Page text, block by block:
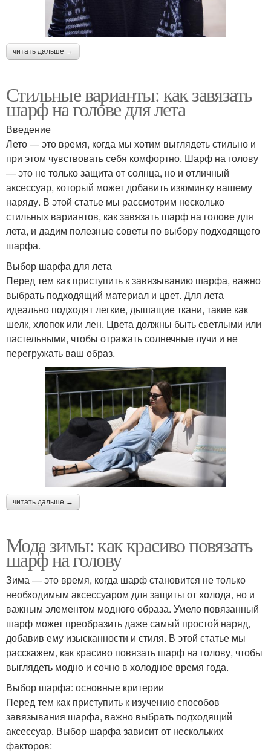
читать дальше →
Стильные варианты: как завязать
шарф на голове для лета
Введение
Лето — это время, когда мы хотим выглядеть стильно и
при этом чувствовать себя комфортно. Шарф на голову
— это не только защита от солнца, но и отличный
аксессуар, который может добавить изюминку вашему
наряду. В этой статье мы рассмотрим несколько
стильных вариантов, как завязать шарф на голове для
лета, и дадим полезные советы по выбору подходящего
шарфа.
Выбор шарфа для лета
Перед тем как приступить к завязыванию шарфа, важно
выбрать подходящий материал и цвет. Для лета
идеально подходят легкие, дышащие ткани, такие как
шелк, хлопок или лен. Цвета должны быть светлыми или
пастельными, чтобы отражать солнечные лучи и не
перегружать ваш образ.
читать дальше →
Мода зимы: как красиво повязать
шарф на голову
Зима — это время, когда шарф становится не только
необходимым аксессуаром для защиты от холода, но и
важным элементом модного образа. Умело повязанный
шарф может преобразить даже самый простой наряд,
добавив ему изысканности и стиля. В этой статье мы
расскажем, как красиво повязать шарф на голову, чтобы
выглядеть модно и сочно в холодное время года.
Выбор шарфа: основные критерии
Перед тем как приступить к изучению способов
завязывания шарфа, важно выбрать подходящий
аксессуар. Выбор шарфа зависит от нескольких
факторов: